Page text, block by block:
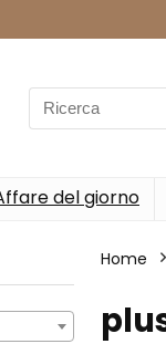
Search
for:
del giorno
Home